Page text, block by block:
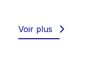
Voir plus